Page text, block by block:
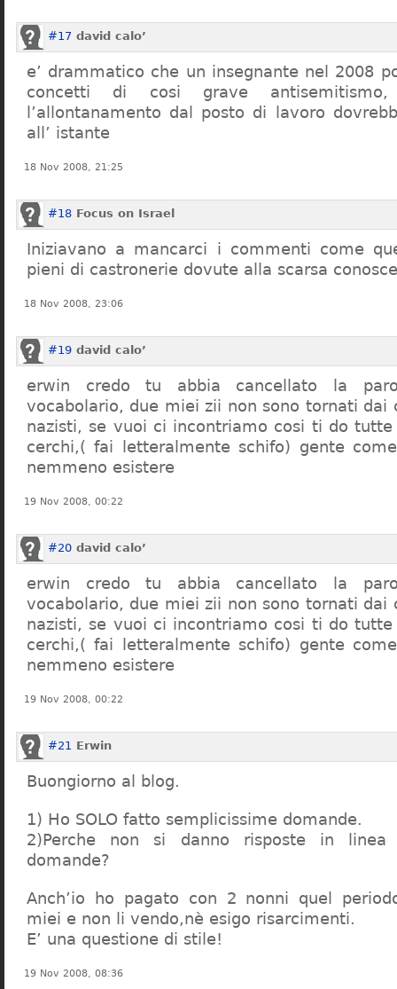
#17 david calo’
e’ drammatico che un insegnante nel 2008
concetti di cosi grave
l’allontanamento dal posto di lavoro
all’ istante
18 Nov 2008, 21:25
#18 Focus on Israel
Iniziavano a mancarci i commenti come
pieni di castronerie dovute alla scarsa
18 Nov 2008, 23:06
#19 david calo’
erwin credo tu abbia cancellato la
vocabolario, due miei zii non sono tornati dai
nazisti, se vuoi ci incontriamo cosi ti do tutte
cerchi,( fai letteralmente schifo) gente
nemmeno esistere
19 Nov 2008, 00:22
#20 david calo’
erwin credo tu abbia cancellato la
vocabolario, due miei zii non sono tornati dai
nazisti, se vuoi ci incontriamo cosi ti do tutte
cerchi,( fai letteralmente schifo) gente
nemmeno esistere
19 Nov 2008, 00:22
#21 Erwin
Buongiorno al blog.
1) Ho SOLO fatto semplicissime domande.
2)Perche non si danno risposte in
domande?
Anch’io ho pagato con 2 nonni quel
miei e non li vendo,nè esigo risarcimenti.
E’ una questione di stile!
19 Nov 2008, 08:36